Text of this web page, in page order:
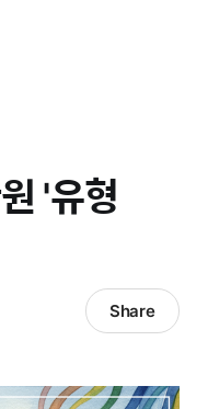
'유형
Share